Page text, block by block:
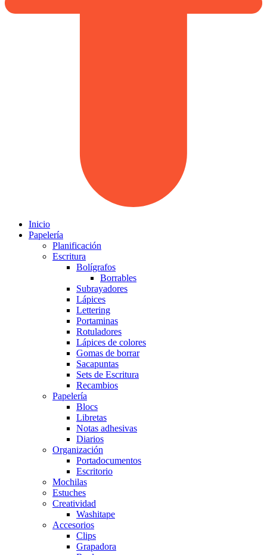
Inicio
Papelería
Planificación
Escritura
Bolígrafos
Borrables
Subrayadores
Lápices
Lettering
Portaminas
Rotuladores
Lápices de colores
Gomas de borrar
Sacapuntas
Sets de Escritura
Recambios
Papelería
Blocs
Libretas
Notas adhesivas
Diarios
Organización
Portadocumentos
Escritorio
Mochilas
Estuches
Creatividad
Washitape
Accesorios
Clips
Grapadora